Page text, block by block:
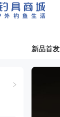
新品首发